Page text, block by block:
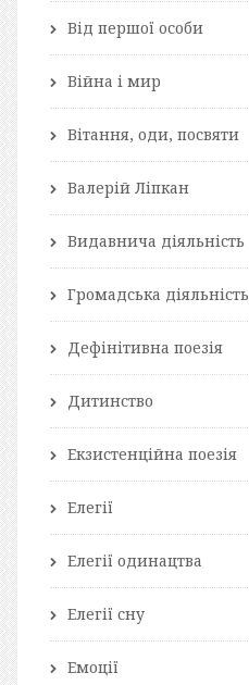
Від першої особи
Війна і мир
Вітання, оди, посвяти
Валерій Ліпкан
Видавнича діяльність
Громадська діяльність
Дефінітивна поезія
Дитинство
Екзистенційна поезія
Елегії
Елегії одинацтва
Елегії сну
Емоції